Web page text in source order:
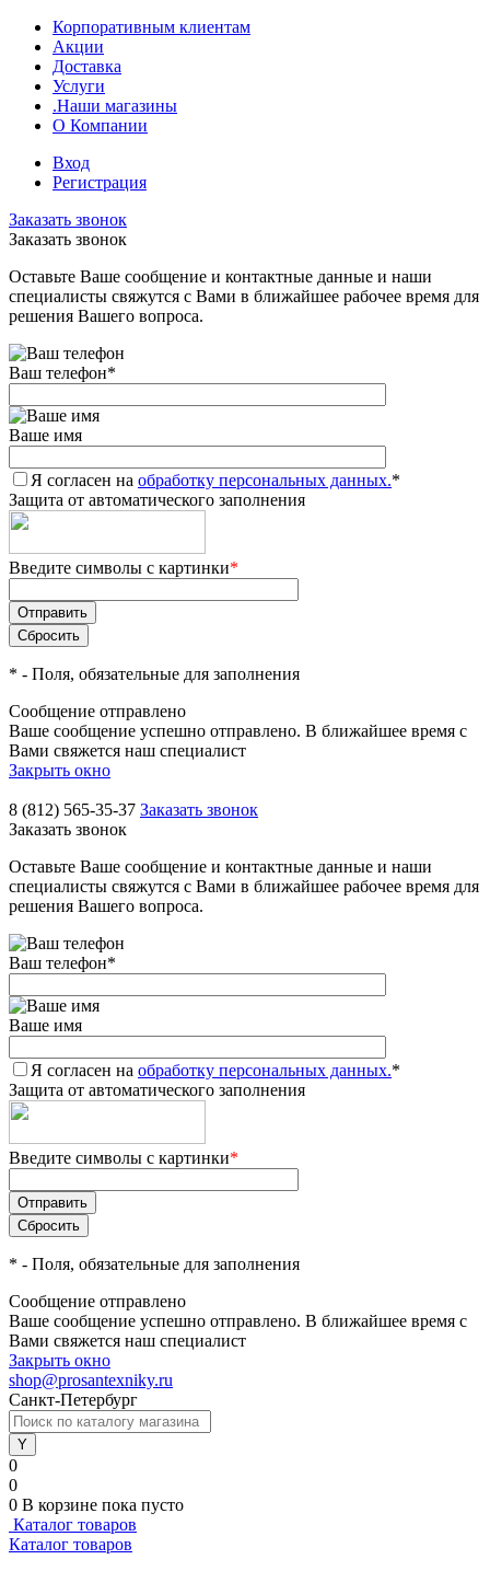
Корпоративным клиентам
Акции
Доставка
Услуги
.Наши магазины
О Компании
Вход
Регистрация
Заказать звонок
Заказать звонок
Оставьте Ваше сообщение и контактные данные и наши
специалисты свяжутся с Вами в ближайшее рабочее время для
решения Вашего вопроса.
Ваш телефон*
Ваше имя
Я согласен на обработку персональных данных.*
Защита от автоматического заполнения
Введите символы с картинки*
* - Поля, обязательные для заполнения
Сообщение отправлено
Ваше сообщение успешно отправлено. В ближайшее время с
Вами свяжется наш специалист
Закрыть окно
8 (812) 565-35-37 Заказать звонок
Заказать звонок
Оставьте Ваше сообщение и контактные данные и наши
специалисты свяжутся с Вами в ближайшее рабочее время для
решения Вашего вопроса.
Ваш телефон*
Ваше имя
Я согласен на обработку персональных данных.*
Защита от автоматического заполнения
Введите символы с картинки*
* - Поля, обязательные для заполнения
Сообщение отправлено
Ваше сообщение успешно отправлено. В ближайшее время с
Вами свяжется наш специалист
Закрыть окно
shop@prosantexniky.ru
Санкт-Петербург
0
0
0 В корзине пока пусто
Каталог товаров
Каталог товаров